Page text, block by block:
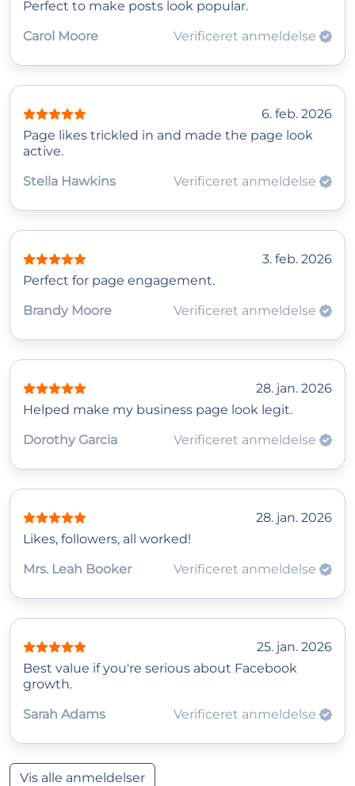
Perfect to make posts look popular.
Carol Moore
Verificeret anmeldelse
6. feb. 2026
Page likes trickled in and made the page look
active.
Stella Hawkins
Verificeret anmeldelse
3. feb. 2026
Perfect for page engagement.
Brandy Moore
Verificeret anmeldelse
28. jan. 2026
Helped make my business page look legit.
Dorothy Garcia
Verificeret anmeldelse
28. jan. 2026
Likes, followers, all worked!
Mrs. Leah Booker
Verificeret anmeldelse
25. jan. 2026
Best value if you're serious about Facebook
growth.
Sarah Adams
Verificeret anmeldelse
Vis alle anmeldelser